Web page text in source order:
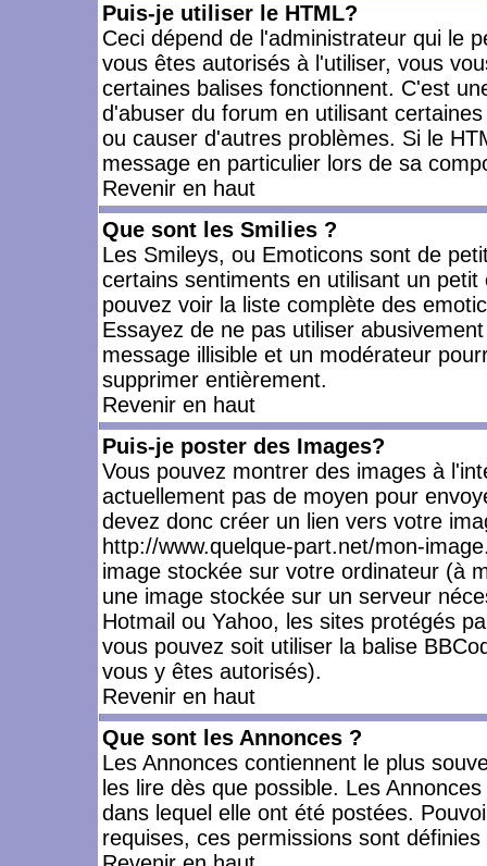
Puis-je utiliser le HTML?
Ceci dépend de l'administrateur qui le
vous êtes autorisés à l'utiliser, vous
certaines balises fonctionnent. C'est
d'abuser du forum en utilisant
ou causer d'autres problèmes. Si le
message en particulier lors de sa
Revenir en haut
Que sont les Smilies ?
Les Smileys, ou Emoticons sont de
certains sentiments en utilisant un
pouvez voir la liste complète des
Essayez de ne pas utiliser
message illisible et un modérateur
supprimer entièrement.
Revenir en haut
Puis-je poster des Images?
Vous pouvez montrer des images à
actuellement pas de moyen pour
devez donc créer un lien vers votre
http://www.quelque-part.net/mon-
image stockée sur votre ordinateur (à
une image stockée sur un serveur
Hotmail ou Yahoo, les sites protégés
vous pouvez soit utiliser la balise
vous y êtes autorisés).
Revenir en haut
Que sont les Annonces ?
Les Annonces contiennent le plus
les lire dès que possible. Les
dans lequel elle ont été postées.
requises, ces permissions sont